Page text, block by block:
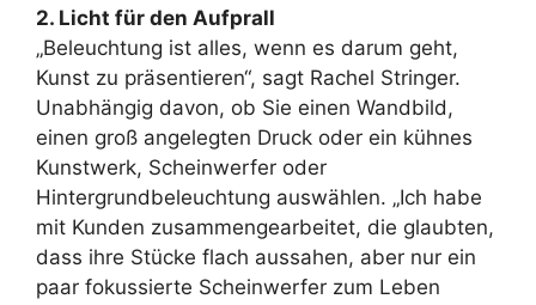
2. Licht für den Aufprall
„Beleuchtung ist alles, wenn es darum geht,
Kunst zu präsentieren“, sagt Rachel Stringer.
Unabhängig davon, ob Sie einen Wandbild,
einen groß angelegten Druck oder ein kühnes
Kunstwerk, Scheinwerfer oder
Hintergrundbeleuchtung auswählen. „Ich habe
mit Kunden zusammengearbeitet, die glaubten,
dass ihre Stücke flach aussahen, aber nur ein
paar fokussierte Scheinwerfer zum Leben